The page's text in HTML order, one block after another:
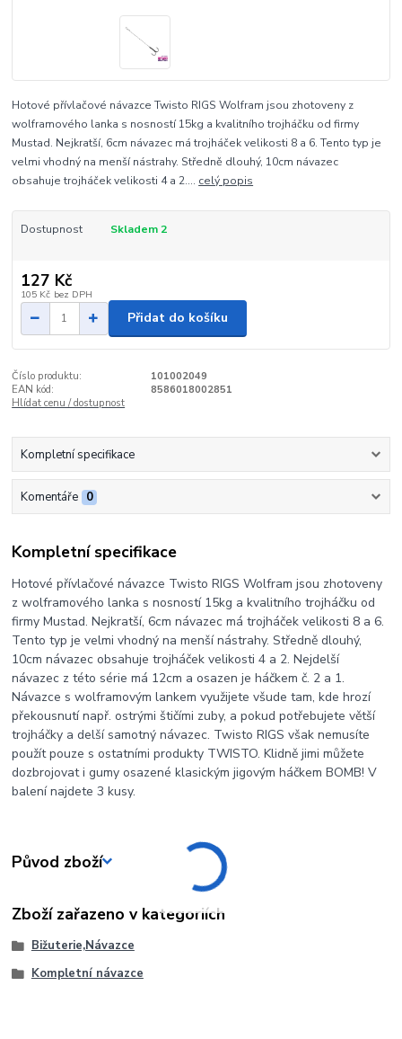
Hotové přívlačové návazce Twisto RIGS Wolfram jsou zhotoveny z
wolframového lanka s nosností 15kg a kvalitního trojháčku od firmy
Mustad. Nejkratší, 6cm návazec má trojháček velikosti 8 a 6. Tento typ je
velmi vhodný na menší nástrahy. Středně dlouhý, 10cm návazec
obsahuje trojháček velikosti 4 a 2.... celý popis
Dostupnost Skladem 2
127 Kč
105 Kč bez DPH
Přidat do košíku
Číslo produktu:
101002049
EAN kód:
8586018002851
Hlídat cenu / dostupnost
Kompletní specifikace
Komentáře 0
Kompletní specifikace
Hotové přívlačové návazce Twisto RIGS Wolfram jsou zhotoveny
z wolframového lanka s nosností 15kg a kvalitního trojháčku od
firmy Mustad. Nejkratší, 6cm návazec má trojháček velikosti 8 a 6.
Tento typ je velmi vhodný na menší nástrahy. Středně dlouhý,
10cm návazec obsahuje trojháček velikosti 4 a 2. Nejdelší
návazec z této série má 12cm a osazen je háčkem č. 2 a 1.
Návazce s wolframovým lankem využijete všude tam, kde hrozí
překousnutí např. ostrými štičími zuby, a pokud potřebujete větší
trojháčky a delší samotný návazec. Twisto RIGS však nemusíte
použít pouze s ostatními produkty TWISTO. Klidně jimi můžete
dozbrojovat i gumy osazené klasickým jigovým háčkem BOMB! V
balení najdete 3 kusy.
Původ zboží
Zboží zařazeno v kategoriích
Bižuterie,Návazce
Kompletní návazce